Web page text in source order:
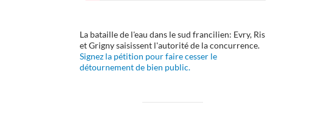
La bataille de l'eau dans le sud francilien: Evry, Ris
et Grigny saisissent l'autorité de la concurrence.
Signez la pétition pour faire cesser le
détournement de bien public.